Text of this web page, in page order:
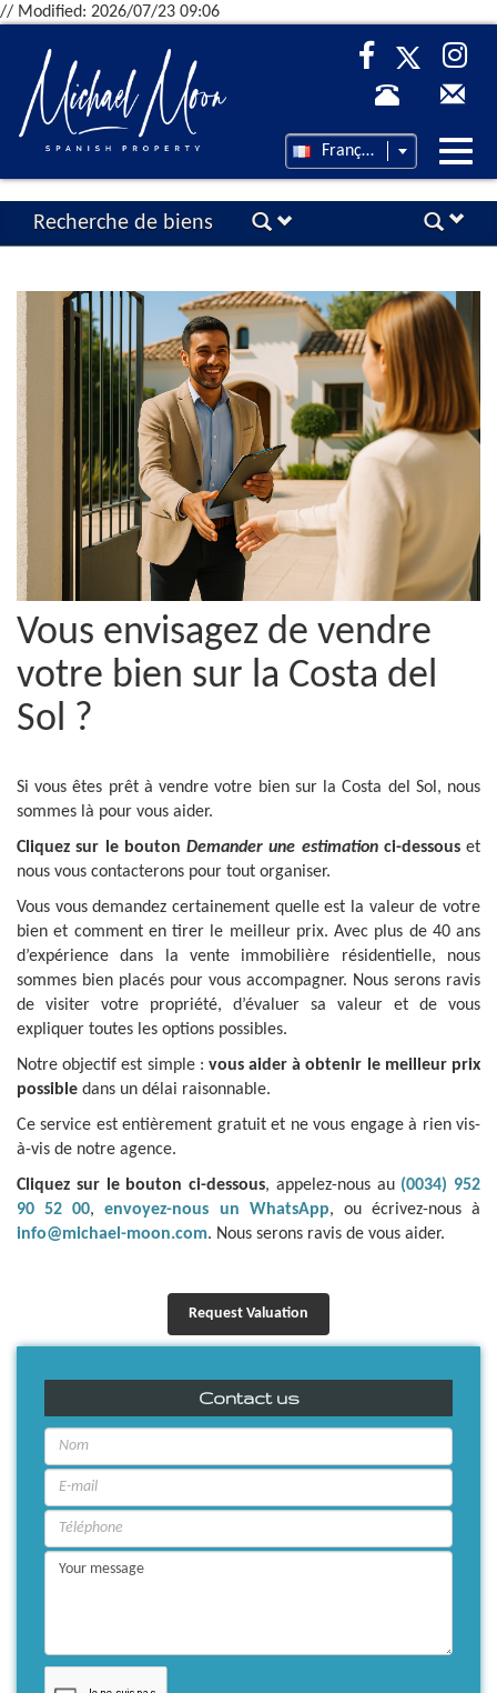
// Modified: 2026/07/23 09:06
Français
Recherche de biens
Vous envisagez de vendre
votre bien sur la Costa del
Sol ?
Si vous êtes prêt à vendre votre bien sur la Costa del Sol, nous
sommes là pour vous aider.
Cliquez sur le bouton Demander une estimationci-dessouset
nous vous contacterons pour tout organiser.
Vous vous demandez certainement quelle est la valeur de votre
bien et comment en tirer le meilleur prix. Avec plus de 40 ans
d’expérience dans la vente immobilière résidentielle, nous
sommes bien placés pour vous accompagner. Nous serons ravis
de visiter votre propriété, d’évaluer sa valeur et de vous
expliquer toutes les options possibles.
Notre objectif est simple : vous aider à obtenir le meilleur prix
possible dans un délai raisonnable.
Ce service est entièrement gratuit et ne vous engage à rien vis-
à-vis de notre agence.
Cliquez sur le bouton ci-dessous, appelez-nous au (0034) 952
90 52 00,envoyez-nous un WhatsApp, ou écrivez-nous à
info@michael-moon.com. Nous serons ravis de vous aider.
Request Valuation
Contact us